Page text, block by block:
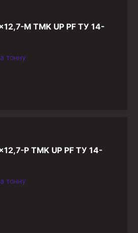
М TMK UP PF ТУ 14-
тонну
Р TMK UP PF ТУ 14-
тонну